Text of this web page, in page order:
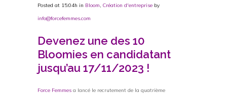
Posted at 15:04h in Bloom, Création d'entreprise by
info@forcefemmes.com
Devenez une des 10
Bloomies en candidatant
jusqu’au 17/11/2023 !
Force Femmes a lancé le recrutement de la quatrième